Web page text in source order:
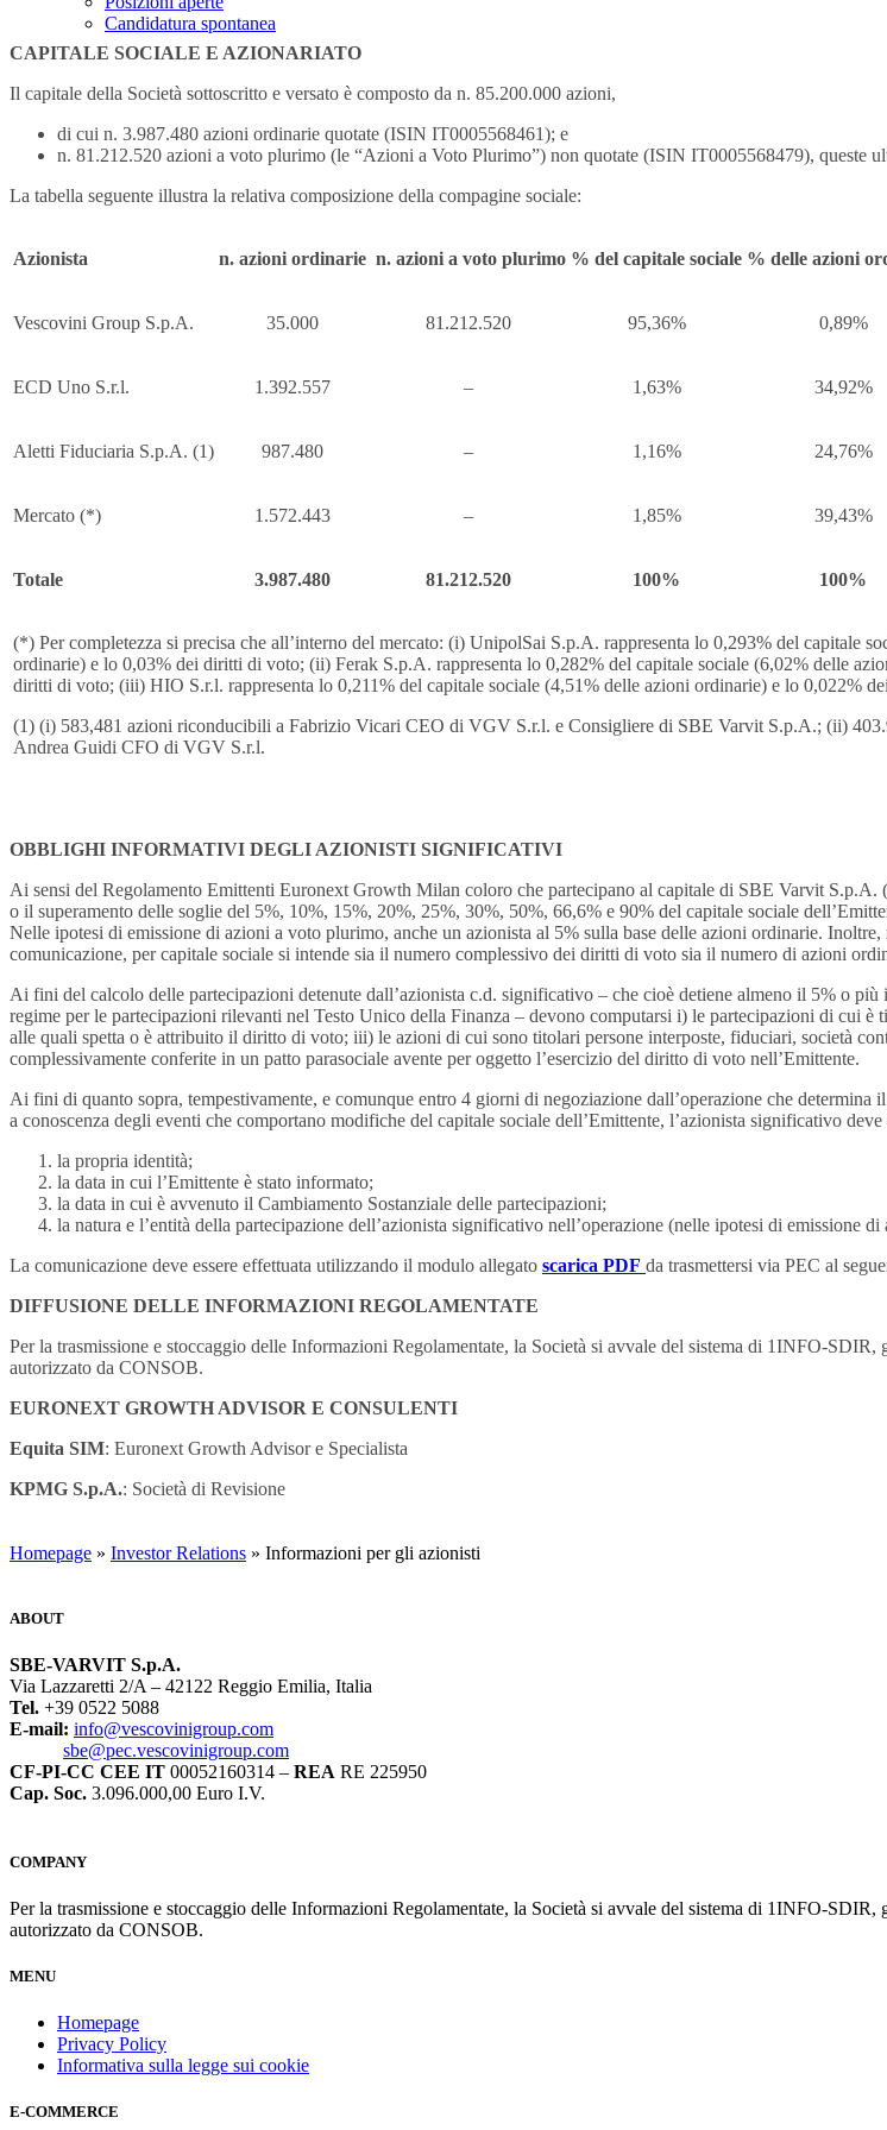
Candidatura spontanea
CAPITALE SOCIALE E AZIONARIATO
Il capitale della Società sottoscritto e versato è composto da n. 85.200.000 azioni,
di cui n. 3.987.480 azioni ordinarie quotate (ISIN IT0005568461); e
n. 81.212.520 azioni a voto plurimo (le “Azioni a Voto Plurimo”) non quotate (ISIN IT0005568479), queste
La tabella seguente illustra la relativa composizione della compagine sociale:
Azionista n. azioni ordinarie n. azioni a voto plurimo % del capitale sociale % delle azioni
Vescovini Group S.p.A. 35.000 81.212.520 95,36% 0,89%
ECD Uno S.r.l. 1.392.557 – 1,63% 34,92%
Aletti Fiduciaria S.p.A. (1) 987.480 – 1,16% 24,76%
Mercato (*) 1.572.443 – 1,85% 39,43%
Totale 3.987.480 81.212.520 100% 100%
(*) Per completezza si precisa che all’interno del mercato: (i) UnipolSai S.p.A. rappresenta lo 0,293% del capitale
ordinarie) e lo 0,03% dei diritti di voto; (ii) Ferak S.p.A. rappresenta lo 0,282% del capitale sociale (6,02% delle
diritti di voto; (iii) HIO S.r.l. rappresenta lo 0,211% del capitale sociale (4,51% delle azioni ordinarie) e lo 0,022%
(1) (i) 583,481 azioni riconducibili a Fabrizio Vicari CEO di VGV S.r.l. e Consigliere di SBE Varvit S.p.A.; (ii)
Andrea Guidi CFO di VGV S.r.l.
OBBLIGHI INFORMATIVI DEGLI AZIONISTI SIGNIFICATIVI
Ai sensi del Regolamento Emittenti Euronext Growth Milan coloro che partecipano al capitale di SBE Varvit
o il superamento delle soglie del 5%, 10%, 15%, 20%, 25%, 30%, 50%, 66,6% e 90% del capitale sociale
Nelle ipotesi di emissione di azioni a voto plurimo, anche un azionista al 5% sulla base delle azioni ordinarie.
comunicazione, per capitale sociale si intende sia il numero complessivo dei diritti di voto sia il numero di azioni
Ai fini del calcolo delle partecipazioni detenute dall’azionista c.d. significativo – che cioè detiene almeno il 5% o
regime per le partecipazioni rilevanti nel Testo Unico della Finanza – devono computarsi i) le partecipazioni di cui
alle quali spetta o è attribuito il diritto di voto; iii) le azioni di cui sono titolari persone interposte, fiduciari, società
complessivamente conferite in un patto parasociale avente per oggetto l’esercizio del diritto di voto nell’Emittente.
Ai fini di quanto sopra, tempestivamente, e comunque entro 4 giorni di negoziazione dall’operazione che
a conoscenza degli eventi che comportano modifiche del capitale sociale dell’Emittente, l’azionista significativo deve
la propria identità;
la data in cui l’Emittente è stato informato;
la data in cui è avvenuto il Cambiamento Sostanziale delle partecipazioni;
la natura e l’entità della partecipazione dell’azionista significativo nell’operazione (nelle ipotesi di
La comunicazione deve essere effettuata utilizzando il modulo allegato scarica PDF da trasmettersi via PEC al
DIFFUSIONE DELLE INFORMAZIONI REGOLAMENTATE
Per la trasmissione e stoccaggio delle Informazioni Regolamentate, la Società si avvale del sistema di 1INFO-
autorizzato da CONSOB.
EURONEXT GROWTH ADVISOR E CONSULENTI
Equita SIM: Euronext Growth Advisor e Specialista
KPMG S.p.A.: Società di Revisione
Homepage » Investor Relations » Informazioni per gli azionisti
ABOUT
SBE-VARVIT S.p.A.
Via Lazzaretti 2/A – 42122 Reggio Emilia, Italia
Tel. +39 0522 5088
E-mail: info@vescovinigroup.com
sbe@pec.vescovinigroup.com
CF-PI-CC CEE IT 00052160314 – REA RE 225950
Cap. Soc. 3.096.000,00 Euro I.V.
COMPANY
Per la trasmissione e stoccaggio delle Informazioni Regolamentate, la Società si avvale del sistema di 1INFO-
autorizzato da CONSOB.
MENU
Homepage
Privacy Policy
Informativa sulla legge sui cookie
E-COMMERCE